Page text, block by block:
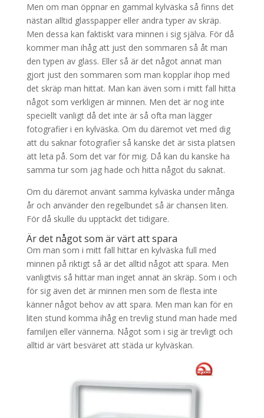
Men om man öppnar en gammal kylväska så finns det
nästan alltid glasspapper eller andra typer av skräp.
Men dessa kan faktiskt vara minnen i sig själva. För då
kommer man ihåg att just den sommaren så åt man
den typen av glass. Eller så är det något annat man
gjort just den sommaren som man kopplar ihop med
det skräp man hittat. Man kan även som i mitt fall hitta
något som verkligen är minnen. Men det är nog inte
speciellt vanligt då det inte är så ofta man lägger
fotografier i en kylväska. Om du däremot vet med dig
att du saknar fotografier så kanske det är sista platsen
att leta på. Som det var för mig. Då kan du kanske ha
samma tur som jag hade och hitta något du saknat.
Om du däremot använt samma kylväska under många
år och använder den regelbundet så är chansen liten.
För då skulle du upptäckt det tidigare.
Är det något som är värt att spara
Om man som i mitt fall hittar en kylväska full med
minnen på riktigt så är det alltid något att spara. Men
vanligtvis så hittar man inget annat än skräp. Som i och
för sig även det är minnen men som de flesta inte
känner något behov av att spara. Men man kan för en
liten stund komma ihåg en trevlig stund man hade med
familjen eller vännerna. Något som i sig är trevligt och
alltid är värt besväret att städa ur kylväskan.